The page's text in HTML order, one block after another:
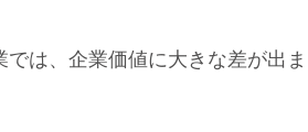
は、企業価値に大きな差が出ま